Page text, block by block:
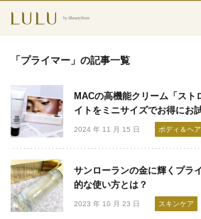
スキンケア
メークアップ
エイジングケア
フレグランス
「プライマー」の記事一覧
MACの高機能クリーム「スト
イトをミニサイズでお得にお
2024 年 11 月 15 日 ボディ＆ヘア
サンローランの金に輝くプラ
的な使い方とは？
2023 年 10 月 23 日 スキンケア